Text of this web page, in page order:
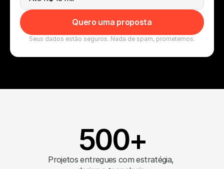
Quero uma proposta
Seus dados estão seguros. Nada de spam, prometemos.
500+
Projetos entregues com estratégia,